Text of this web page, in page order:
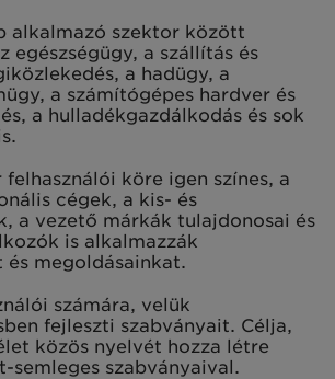
alkalmazó szektor között
egészségügy, a szállítás és
a hadügy, a
a számítógépes hardver és
a hulladékgazdálkodás és sok
felhasználói köre igen színes, a
cégek, a kis- és
a vezető márkák tulajdonosai és
is alkalmazzák
és megoldásainkat.
számára, ­velük
­fejleszti ­szabványait. Célja,
közös nyelvét hozza létre
semleges szabványaival.